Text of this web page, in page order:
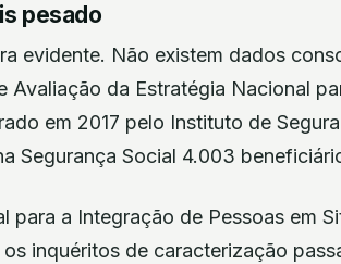
pesado
evidente. Não existem dados
Avaliação da Estratégia Nacional
em 2017 pelo Instituto de
Segurança Social 4.003
para a Integração de Pessoas em
inquéritos de caracterização